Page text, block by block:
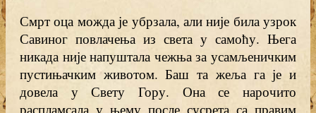
Смрт оца можда је убрзала, али није била узрок
Савиног повлачења из света у самоћу. Њега
никада није напуштала чежња за усамљеничким
пустињачким животом. Баш та жеља га је и
довела у Свету Гору. Она се нарочито
распламсала у њему после сусрета са правим